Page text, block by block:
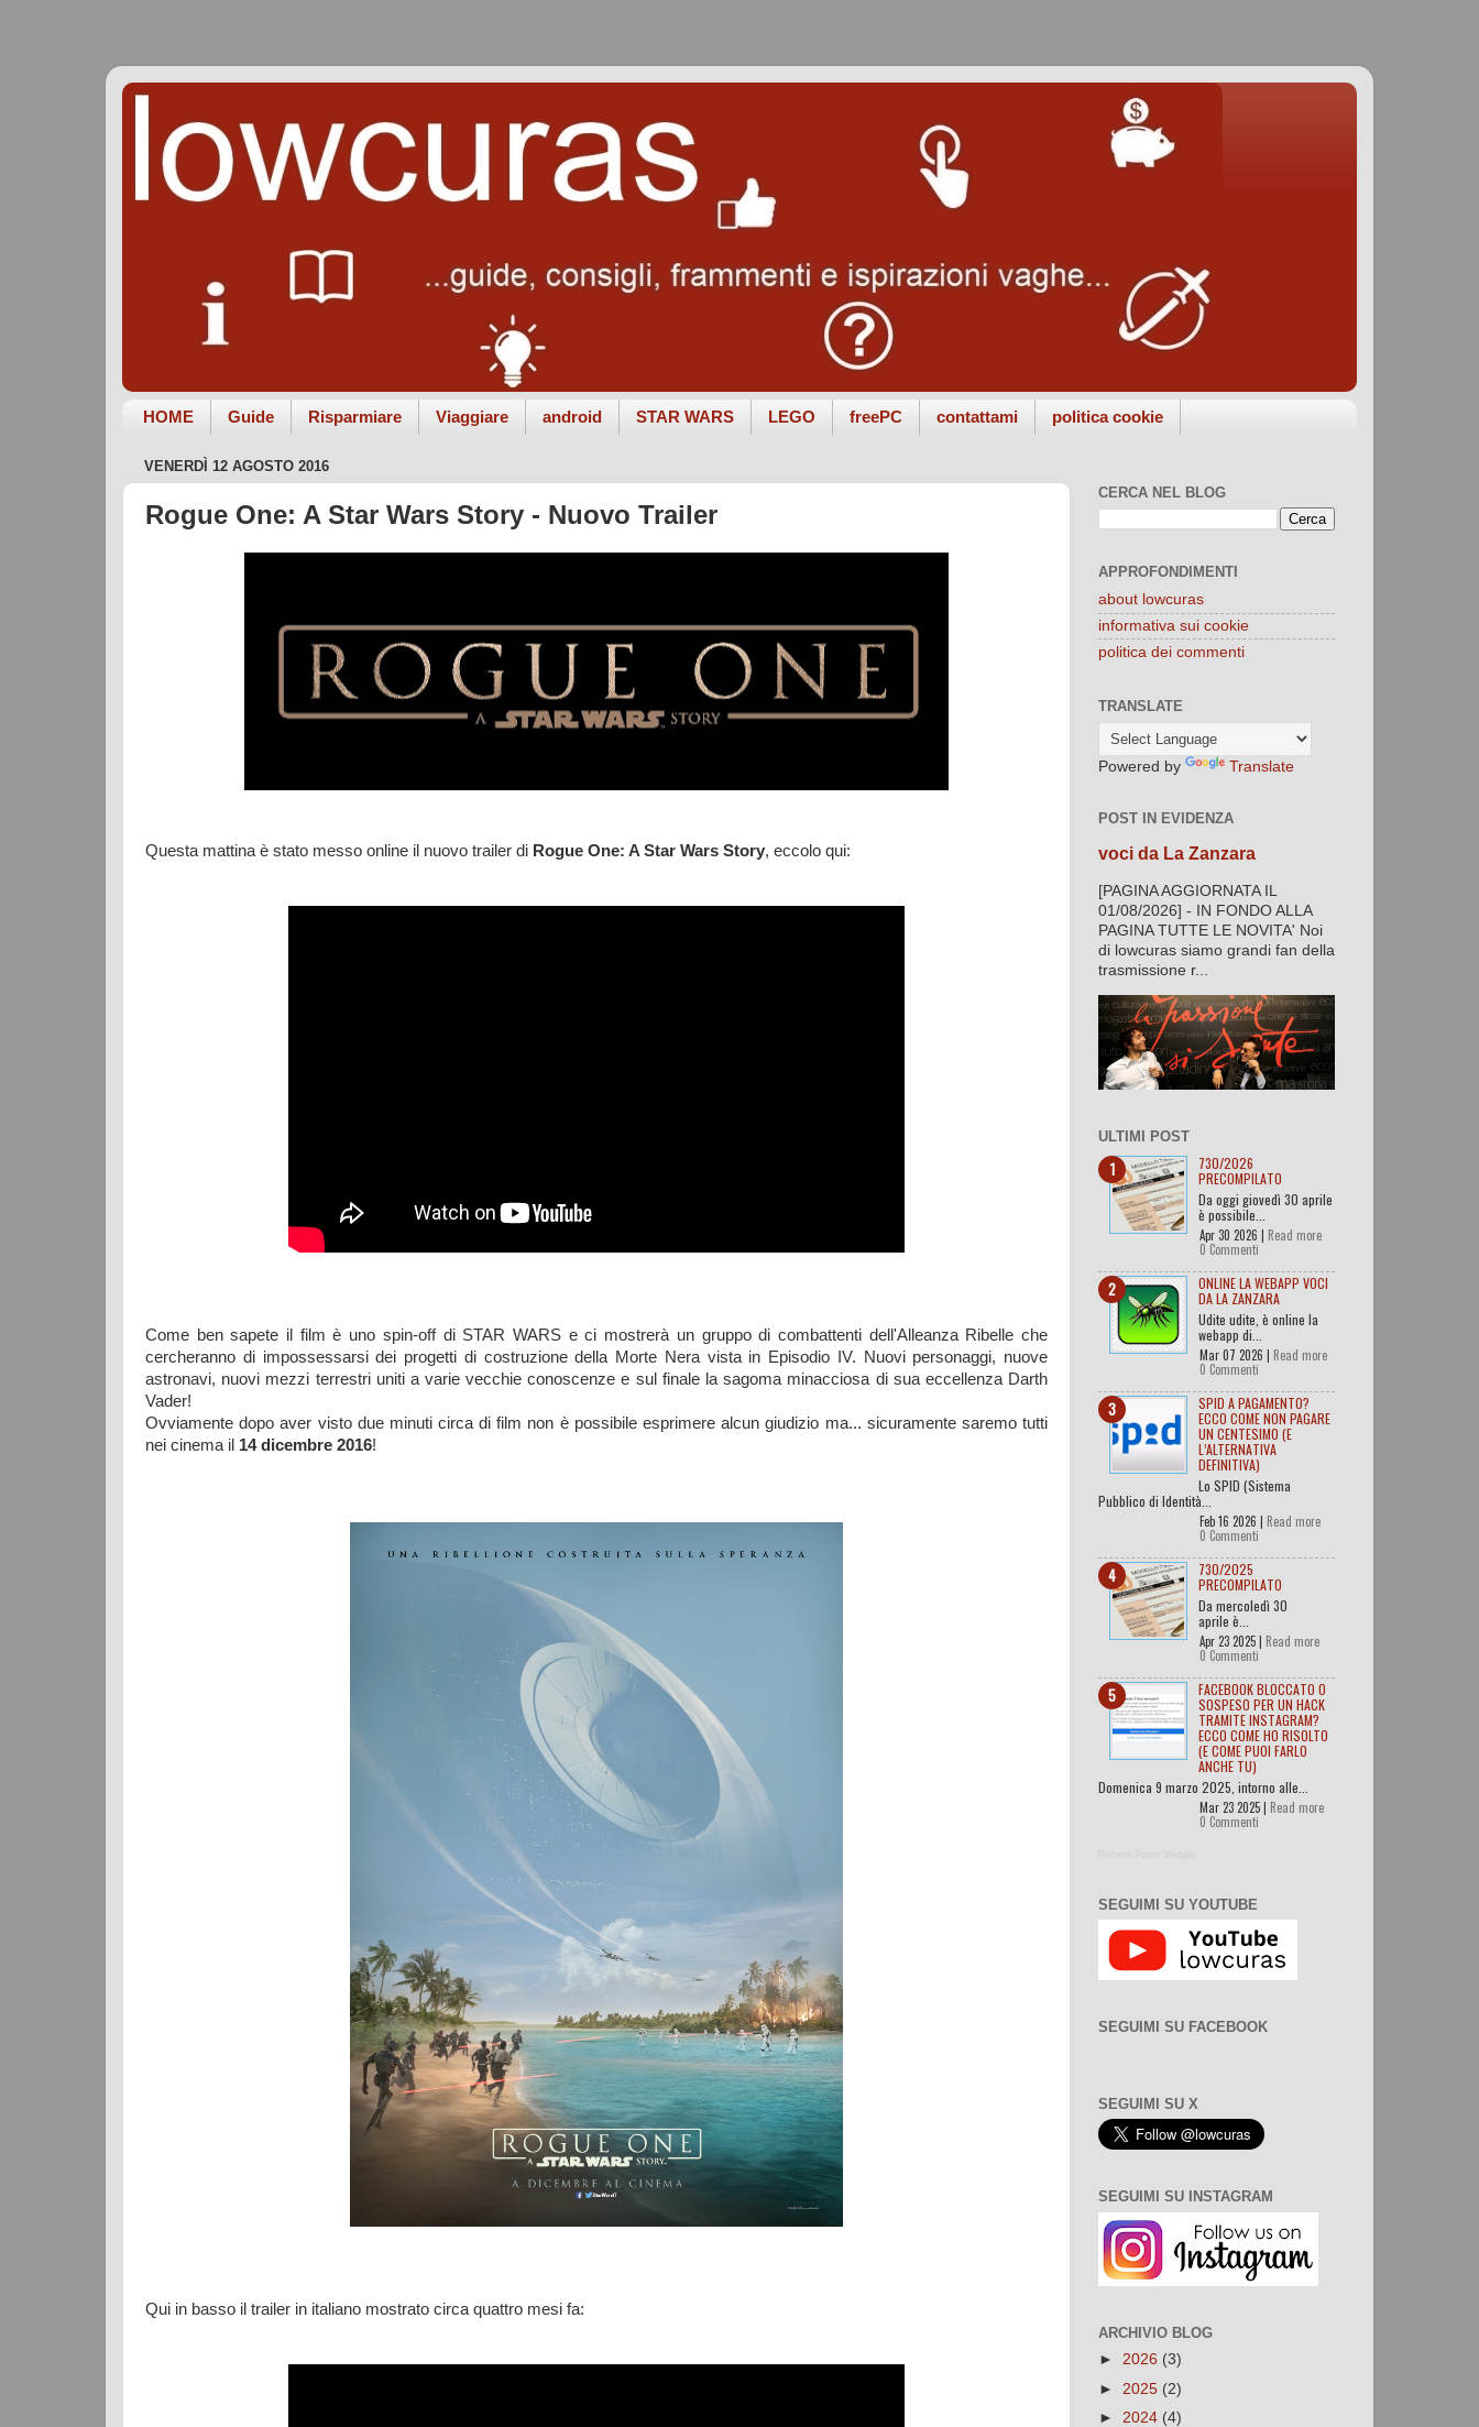
HOME Guide Risparmiare Viaggiare android STAR WARS LEGO freePC contattami politica cookie
VENERDÌ 12 AGOSTO 2016
Rogue One: A Star Wars Story - Nuovo Trailer
Questa mattina è stato messo online il nuovo trailer di Rogue One: A Star Wars Story, eccolo qui:
Come ben sapete il film è uno spin-off di STAR WARS e ci mostrerà un gruppo di combattenti dell'Alleanza Ribelle che
cercheranno di impossessarsi dei progetti di costruzione della Morte Nera vista in Episodio IV. Nuovi personaggi, nuove
astronavi, nuovi mezzi terrestri uniti a varie vecchie conoscenze e sul finale la sagoma minacciosa di sua eccellenza Darth
Vader!
Ovviamente dopo aver visto due minuti circa di film non è possibile esprimere alcun giudizio ma... sicuramente saremo tutti
nei cinema il 14 dicembre 2016!
Qui in basso il trailer in italiano mostrato circa quattro mesi fa:
CERCA NEL BLOG
APPROFONDIMENTI
about lowcuras
informativa sui cookie
politica dei commenti
TRANSLATE
Powered by Translate
POST IN EVIDENZA
voci da La Zanzara
[PAGINA AGGIORNATA IL
01/08/2026] - IN FONDO ALLA
PAGINA TUTTE LE NOVITA' Noi
di lowcuras siamo grandi fan della
trasmissione r...
ULTIMI POST
730/2026
PRECOMPILATO
Da oggi giovedì 30 aprile
è possibile...
Apr 30 2026 | Read more
0 Commenti
ONLINE LA WEBAPP VOCI
DA LA ZANZARA
Udite udite, è online la
webapp di...
Mar 07 2026 | Read more
0 Commenti
SPID A PAGAMENTO?
ECCO COME NON PAGARE
UN CENTESIMO (E
L’ALTERNATIVA
DEFINITIVA)
Lo SPID (Sistema
Pubblico di Identità...
Feb 16 2026 | Read more
0 Commenti
730/2025
PRECOMPILATO
Da mercoledì 30
aprile è...
Apr 23 2025 | Read more
0 Commenti
FACEBOOK BLOCCATO O
SOSPESO PER UN HACK
TRAMITE INSTAGRAM?
ECCO COME HO RISOLTO
(E COME PUOI FARLO
ANCHE TU)
Domenica 9 marzo 2025, intorno alle...
Mar 23 2025 | Read more
0 Commenti
SEGUIMI SU YOUTUBE
SEGUIMI SU FACEBOOK
SEGUIMI SU X
SEGUIMI SU INSTAGRAM
ARCHIVIO BLOG
► 2026 (3)
► 2025 (2)
► 2024 (4)